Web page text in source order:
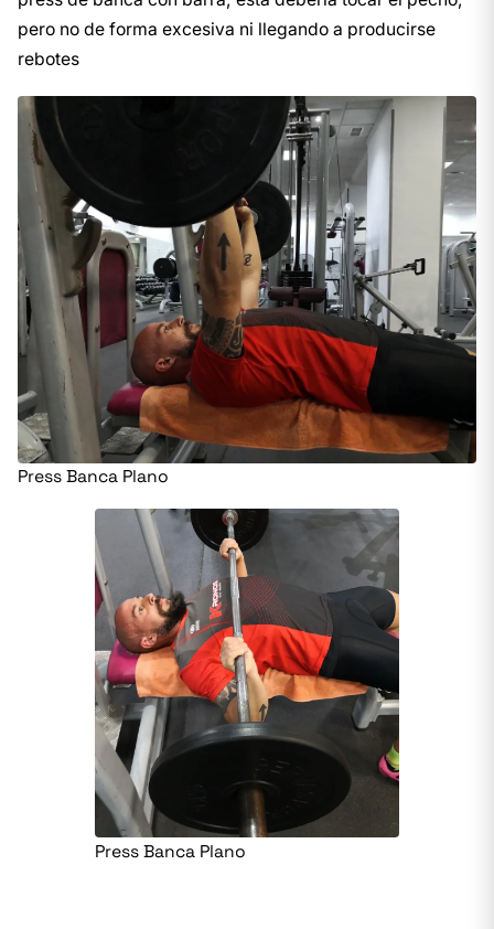
pero no de forma excesiva ni llegando a producirse
rebotes
Press Banca Plano
Press Banca Plano